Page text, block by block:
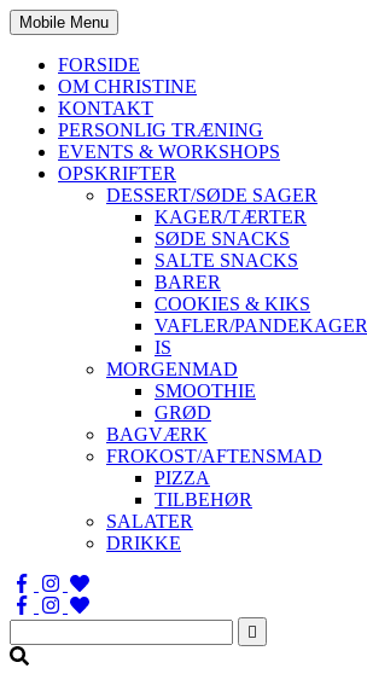
Mobile Menu
FORSIDE
OM CHRISTINE
KONTAKT
PERSONLIG TRÆNING
EVENTS & WORKSHOPS
OPSKRIFTER
DESSERT/SØDE SAGER
KAGER/TÆRTER
SØDE SNACKS
SALTE SNACKS
BARER
COOKIES & KIKS
VAFLER/PANDEKAGER
IS
MORGENMAD
SMOOTHIE
GRØD
BAGVÆRK
FROKOST/AFTENSMAD
PIZZA
TILBEHØR
SALATER
DRIKKE
Søg
efter: